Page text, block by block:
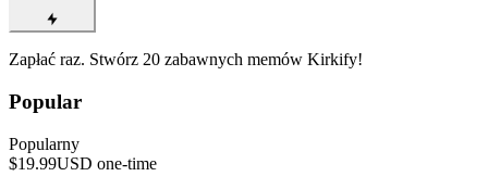
Zapłać raz. Stwórz 20 zabawnych memów Kirkify!
Popular
Popularny
$19.99USD one-time